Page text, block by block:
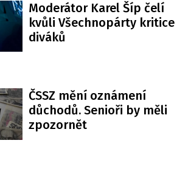
Moderátor Karel Šíp čelí
kvůli Všechnopárty kritice
diváků
ČSSZ mění oznámení
důchodů. Senioři by měli
zpozornět